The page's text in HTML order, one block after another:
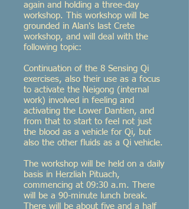
again and holding a three-day
workshop. This workshop will be
grounded in Alan's last Crete
workshop, and will deal with the
following topic:
Continuation of the 8 Sensing Qi
exercises, also their use as a focus
to activate the Neigong (internal
work) involved in feeling and
activating the Lower Dantien, and
from that to start to feel not just
the blood as a vehicle for Qi, but
also the other fluids as a Qi vehicle.
The workshop will be held on a daily
basis in Herzliah Pituach,
commencing at 09:30 a.m. There
will be a 90-minute lunch break.
There will be about five and a half